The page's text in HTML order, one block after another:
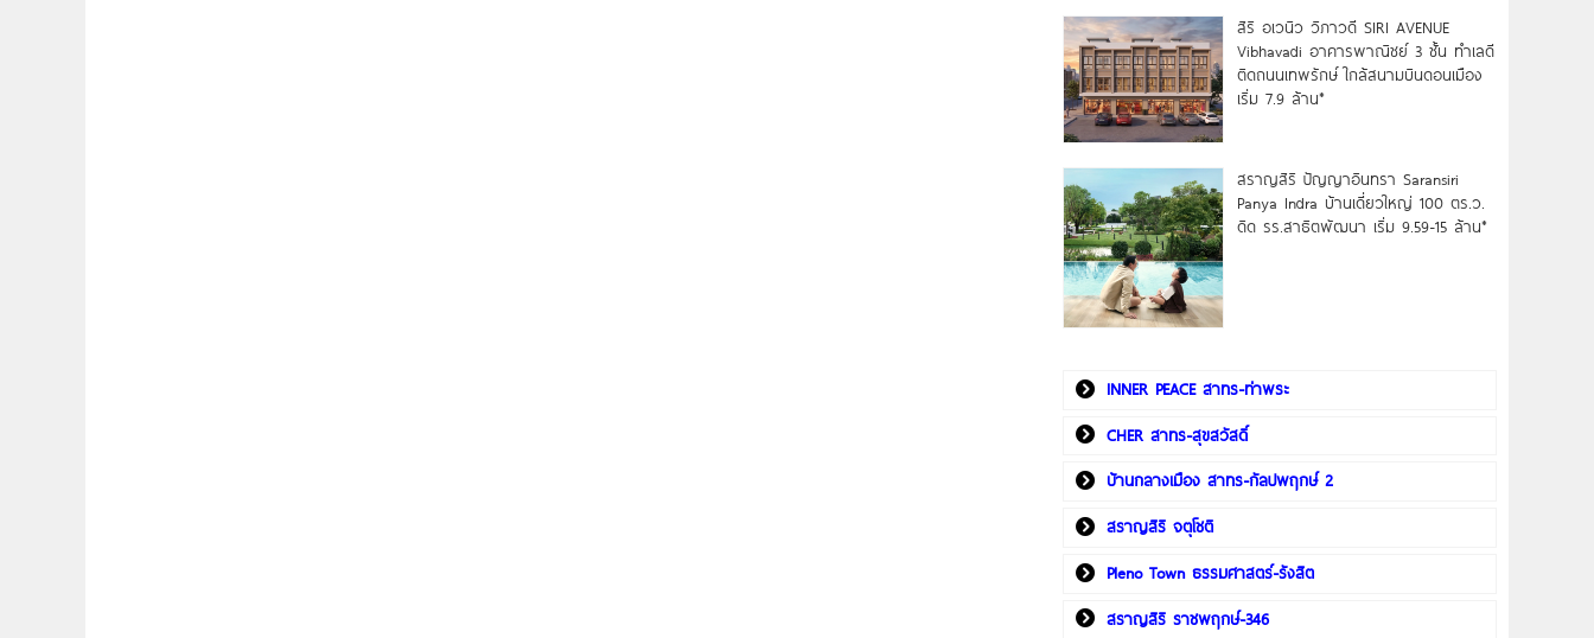
สิริ อเวนิว วิภาวดี SIRI AVENUE
Vibhavadi อาคารพาณิชย์ 3 ชั้น ทำเลดี
ติดถนนเทพรักษ์ ใกล้สนามบินดอนเมือง
เริ่ม 7.9 ล้าน*
สราญสิริ ปัญญาอินทรา Saransiri
Panya Indra บ้านเดี่ยวใหญ่ 100 ตร.ว.
ดิด รร.สาธิตพัฒนา เริ่ม 9.59-15 ล้าน*
INNER PEACE สาทร-ท่าพระ
CHER สาทร-สุขสวัสดิ์
บ้านกลางเมือง สาทร-กัลปพฤกษ์ 2
สราญสิริ จตุโชติ
Pleno Town ธรรมศาสตร์-รังสิต
สราญสิริ ราชพฤกษ์-346